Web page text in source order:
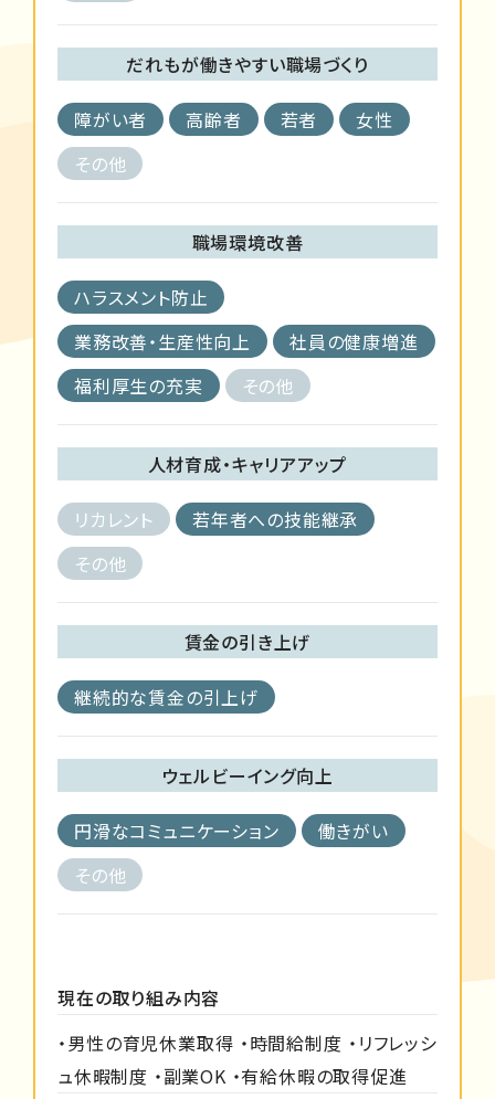
だれもが働きやすい職場づくり
障がい者 高齢者 若者
女性
その他
職場環境改善
ハラスメント防止
業務改善・生産性向上
社員の健康増進
福利厚生の充実
その他
人材育成・キャリアアップ
リカレント
若年者への技能継承
その他
賃金の引き上げ
継続的な賃金の引上げ
ウェルビーイング向上
円滑なコミュニケーション
働きがい
その他
現在の取り組み内容
・男性の育児休業取得 ・時間給制度 ・リフレッシ
ュ休暇制度 ・副業OK ・有給休暇の取得促進